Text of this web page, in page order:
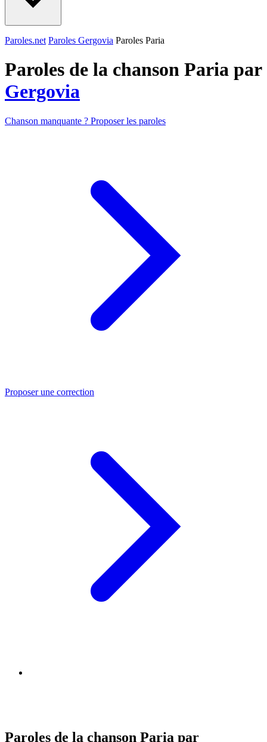
Paroles.net Paroles Gergovia Paroles Paria
Paroles de la chanson Paria par
Gergovia
Chanson manquante ? Proposer les paroles
Proposer une correction
Paroles de la chanson Paria par